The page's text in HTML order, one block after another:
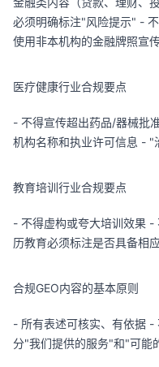
必须明确标注"风险提示" -
使用非本机构的金融牌照宣
医疗健康行业合规要点
- 不得宣传超出药品/器械批
机构名称和执业许可信息 -
教育培训行业合规要点
- 不得虚构或夸大培训效果
历教育必须标注是否具备相
合规GEO内容的基本原则
- 所有表述可核实、有依据 -
分"我们提供的服务"和"可能